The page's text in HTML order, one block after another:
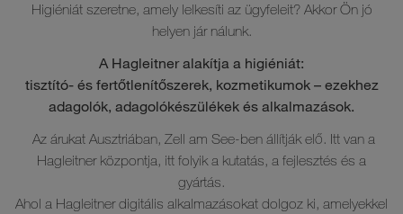
Higiéniát szeretne, amely lelkesíti az ügyfeleit? Akkor Ön jó
helyen jár nálunk.
A Hagleitner alakítja a higiéniát:
tisztító- és fertőtlenítőszerek, kozmetikumok – ezekhez
adagolók, adagolókészülékek és alkalmazások.
Az árukat Ausztriában, Zell am See-ben állítják elő. Itt van a
Hagleitner központja, itt folyik a kutatás, a fejlesztés és a
gyártás.
Ahol a Hagleitner digitális alkalmazásokat dolgoz ki, amelyekkel